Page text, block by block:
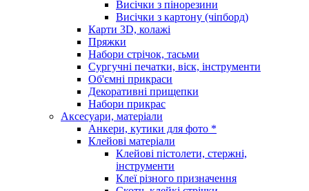
Висічки з пінорезини
Висічки з картону (чіпборд)
Карти 3D, колажі
Пряжки
Набори стрічок, тасьми
Сургучні печатки, віск, інструменти
Об'ємні прикраси
Декоративні прищепки
Набори прикрас
Аксесуари, матеріали
Анкери, кутики для фото *
Клейові матеріали
Клейові пістолети, стержні,
інструменти
Клеї різного призначення